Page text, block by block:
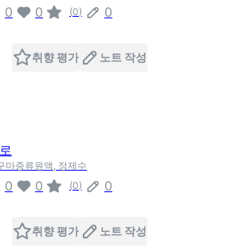
0 0 (0) 0
취향 평가 노트 작성
마증류원액, 정제수
0 0 (0) 0
취향 평가 노트 작성